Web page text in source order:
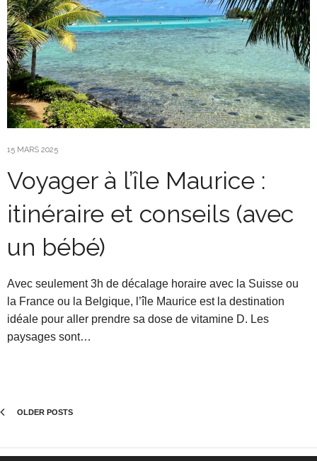
15 MARS 2025
Voyager à l’île Maurice :
itinéraire et conseils (avec
un bébé)
Avec seulement 3h de décalage horaire avec la Suisse ou
la France ou la Belgique, l’île Maurice est la destination
idéale pour aller prendre sa dose de vitamine D. Les
paysages sont…
OLDER POSTS